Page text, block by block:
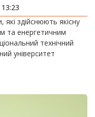
які здійснюють якісну
та енергетичним
технічний
університет